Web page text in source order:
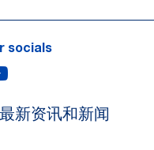
socials
新资讯和新闻